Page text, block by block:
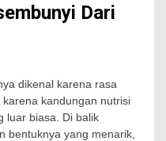
Dari
dikenal karena rasa
kandungan nutrisi
luar biasa. Di balik
bentuknya yang menarik,